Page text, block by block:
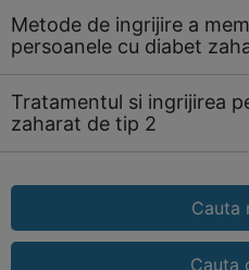
Metode de ingrijire a
persoanele cu diabet
Tratamentul si ingrijirea
zaharat de tip 2
Cauta
Cauta